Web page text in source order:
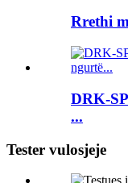
Rrethi
DRK-
...
Tester vulosjeje